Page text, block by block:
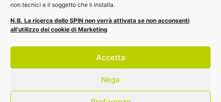
non tecnici e il soggetto che li installa.
N.B. La ricerca dello SPIN non verrà attivata se non acconsenti
all'utilizzo dei cookie di Marketing
Accetta
Nega
Quali sono le potenzialità di LinkedIn rispetto agli altri
social media? E come sfruttarle? Webinar il 21 luglio